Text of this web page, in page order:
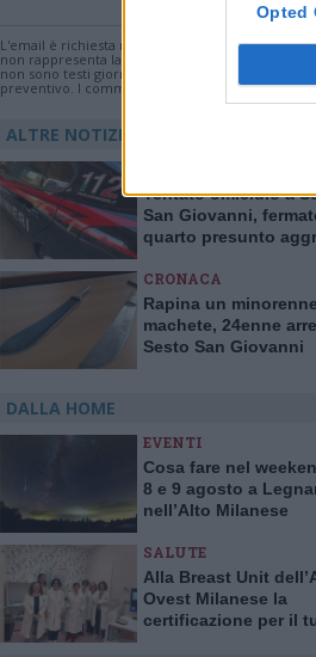
Opted
L'email è richiesta ma non verrà mostrata ai
non rappresenta la linea editoriale di
non sono testi giornalistici, ma post inviati dai
preventivo. I commenti che includano uno o più
ALTRE NOTIZIE DI SESTO SAN
Tentato omicidio a
San Giovanni,
quarto presunto
CRONACA
Rapina un
machete, 24enne
Sesto San Giovanni
DALLA HOME
EVENTI
Cosa fare nel
8 e 9 agosto a
nell’Alto Milanese
SALUTE
Alla Breast Unit
Ovest Milanese la
certificazione per il